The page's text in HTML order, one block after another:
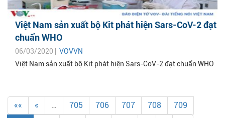
Việt Nam sản xuất bộ Kit phát hiện Sars-CoV-2 đạt
chuẩn WHO
06/03/2020 | VOVVN
Việt Nam sản xuất bộ Kit phát hiện Sars-CoV-2 đạt chuẩn WHO
«« « … 705 706 707 708
709